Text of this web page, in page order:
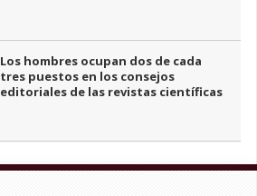
Los hombres ocupan dos de cada
tres puestos en los consejos
editoriales de las revistas científicas